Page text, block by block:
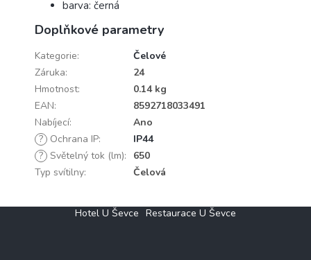
barva: černá
Doplňkové parametry
Kategorie:
Čelové
Záruka:
24
Hmotnost:
0.14 kg
EAN:
8592718033491
Nabíjecí:
Ano
? Ochrana IP:
IP44
? Světelný tok (lm):
650
Typ svítilny: Čelová
Hotel U Ševce Restaurace U Ševce